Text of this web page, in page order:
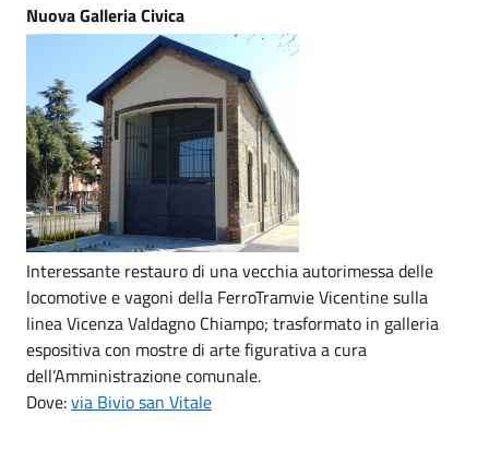
Nuova Galleria Civica
Interessante restauro di una vecchia autorimessa delle
locomotive e vagoni della FerroTramvie Vicentine sulla
linea Vicenza Valdagno Chiampo; trasformato in galleria
espositiva con mostre di arte figurativa a cura
dell’Amministrazione comunale.
Dove:via Bivio san Vitale